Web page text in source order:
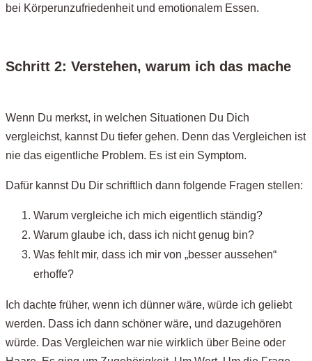
bei Körperunzufriedenheit und emotionalem Essen.
Schritt 2: Verstehen, warum ich das mache
Wenn Du merkst, in welchen Situationen Du Dich
vergleichst, kannst Du tiefer gehen. Denn das Vergleichen ist
nie das eigentliche Problem. Es ist ein Symptom.
Dafür kannst Du Dir schriftlich dann folgende Fragen stellen:
Warum vergleiche ich mich eigentlich ständig?
Warum glaube ich, dass ich nicht genug bin?
Was fehlt mir, dass ich mir von „besser aussehen“
erhoffe?
Ich dachte früher, wenn ich dünner wäre, würde ich geliebt
werden. Dass ich dann schöner wäre, und dazugehören
würde. Das Vergleichen war nie wirklich über Beine oder